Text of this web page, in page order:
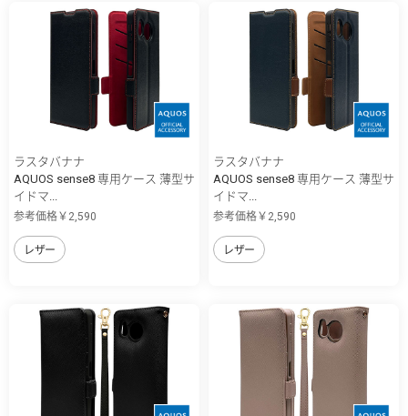
ラスタバナナ
AQUOS sense8 専用ケース 薄型サ
イドマ...
参考価格￥2,590
レザー
ラスタバナナ
AQUOS sense8 専用ケース 薄型サ
イドマ...
参考価格￥2,590
レザー